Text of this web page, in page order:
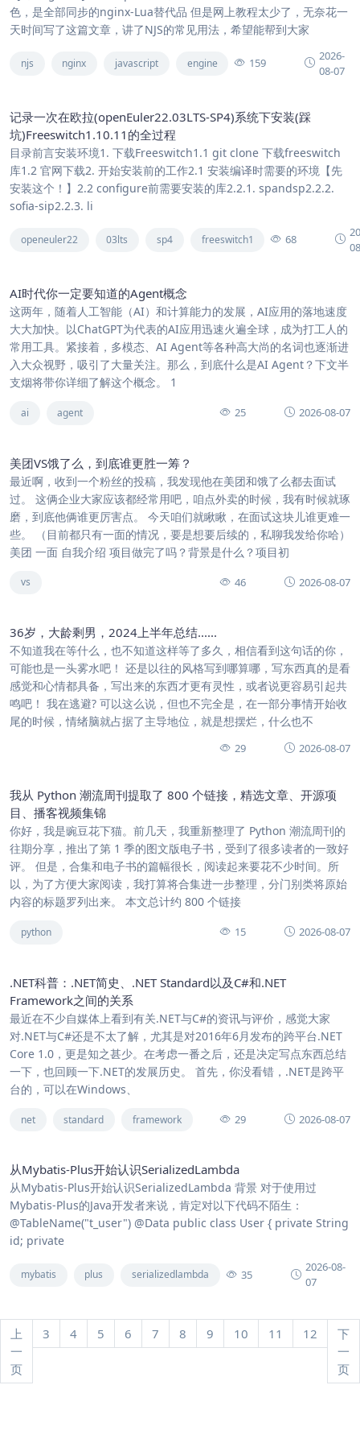
色，是全部同步的nginx-Lua替代品 但是网上教程太少了，无奈花一
天时间写了这篇文章，讲了NJS的常见用法，希望能帮到大家
njs nginx javascript engine 159
2026-
08-07
记录一次在欧拉(openEuler22.03LTS-SP4)系统下安装(踩
坑)Freeswitch1.10.11的全过程
目录前言安装环境1. 下载Freeswitch1.1 git clone 下载freeswitch
库1.2 官网下载2. 开始安装前的工作2.1 安装编译时需要的环境【先
安装这个！】2.2 configure前需要安装的库2.2.1. spandsp2.2.2.
sofia-sip2.2.3. li
openeuler22 03lts sp4 freeswitch1 68
AI时代你一定要知道的Agent概念
这两年，随着人工智能（AI）和计算能力的发展，AI应用的落地速度
大大加快。以ChatGPT为代表的AI应用迅速火遍全球，成为打工人的
常用工具。紧接着，多模态、AI Agent等各种高大尚的名词也逐渐进
入大众视野，吸引了大量关注。那么，到底什么是AI Agent？下文半
支烟将带你详细了解这个概念。 1
ai agent 25 2026-08-07
美团VS饿了么，到底谁更胜一筹？
最近啊，收到一个粉丝的投稿，我发现他在美团和饿了么都去面试
过。 这俩企业大家应该都经常用吧，咱点外卖的时候，我有时候就琢
磨，到底他俩谁更厉害点。 今天咱们就瞅瞅，在面试这块儿谁更难一
些。 （目前都只有一面的情况，要是想要后续的，私聊我发给你哈）
美团 一面 自我介绍 项目做完了吗？背景是什么？项目初
vs 46 2026-08-07
36岁，大龄剩男，2024上半年总结......
不知道我在等什么，也不知道这样等了多久，相信看到这句话的你，
可能也是一头雾水吧！ 还是以往的风格写到哪算哪，写东西真的是看
感觉和心情都具备，写出来的东西才更有灵性，或者说更容易引起共
鸣吧！ 我在逃避? 可以这么说，但也不完全是，在一部分事情开始收
尾的时候，情绪脑就占据了主导地位，就是想摆烂，什么也不
29 2026-08-07
我从 Python 潮流周刊提取了 800 个链接，精选文章、开源项
目、播客视频集锦
你好，我是豌豆花下猫。前几天，我重新整理了 Python 潮流周刊的
往期分享，推出了第 1 季的图文版电子书，受到了很多读者的一致好
评。 但是，合集和电子书的篇幅很长，阅读起来要花不少时间。所
以，为了方便大家阅读，我打算将合集进一步整理，分门别类将原始
内容的标题罗列出来。 本文总计约 800 个链接
python 15 2026-08-07
.NET科普：.NET简史、.NET Standard以及C#和.NET
Framework之间的关系
最近在不少自媒体上看到有关.NET与C#的资讯与评价，感觉大家
对.NET与C#还是不太了解，尤其是对2016年6月发布的跨平台.NET
Core 1.0，更是知之甚少。在考虑一番之后，还是决定写点东西总结
一下，也回顾一下.NET的发展历史。 首先，你没看错，.NET是跨平
台的，可以在Windows、
net standard framework 29 2026-08-07
从Mybatis-Plus开始认识SerializedLambda
从Mybatis-Plus开始认识SerializedLambda 背景 对于使用过
Mybatis-Plus的Java开发者来说，肯定对以下代码不陌生：
@TableName("t_user") @Data public class User { private String
id; private
mybatis plus serializedlambda 35
2026-08-
07
上
一
页
3 4 5 6 7 8 9 10 11 12
下
一
页